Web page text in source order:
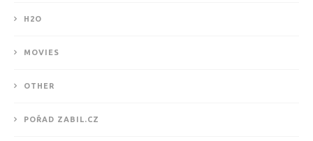
H2O
MOVIES
OTHER
POŘAD ZABIL.CZ